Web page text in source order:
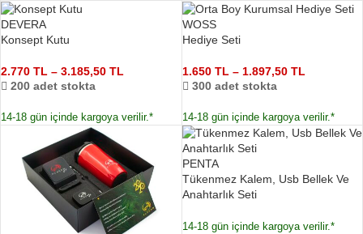
DEVERA
Konsept Kutu
2.770 TL – 3.185,50 TL
200 adet stokta
14-18 gün içinde kargoya verilir.*
WOSS
Hediye Seti
1.650 TL – 1.897,50 TL
300 adet stokta
14-18 gün içinde kargoya verilir.*
PENTA
Tükenmez Kalem, Usb Bellek Ve
Anahtarlık Seti
14-18 gün içinde kargoya verilir.*